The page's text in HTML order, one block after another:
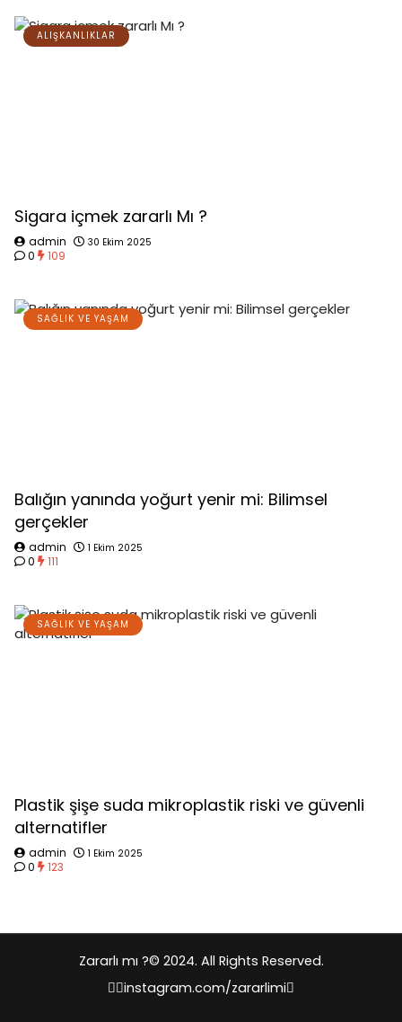
ALIŞKANLIKLAR
Sigara içmek zararlı Mı ?
admin 30 Ekim 2025
0 109
SAĞLIK VE YAŞAM
Balığın yanında yoğurt yenir mi: Bilimsel
gerçekler
admin 1 Ekim 2025
0 111
SAĞLIK VE YAŞAM
Plastik şişe suda mikroplastik riski ve güvenli
alternatifler
admin 1 Ekim 2025
0 123
Zararlı mı ?© 2024. All Rights Reserved.
instagram.com/zararlimi